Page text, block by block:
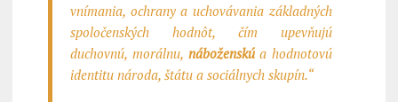
vnímania, ochrany a uchovávania základných
spoločenských hodnôt, čím upevňujú
duchovnú, morálnu, náboženskúa hodnotovú
identitu národa, štátu a sociálnych skupín.“